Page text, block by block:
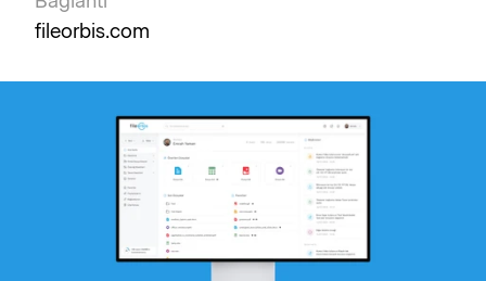
fileorbis.com